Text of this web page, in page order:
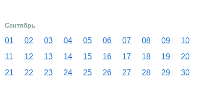
Сентябрь
01 02 03 04 05 06 07 08 09
10
11
12 13 14 15 16 17 18 19
20
21
22 23 24 25 26 27 28 29 30